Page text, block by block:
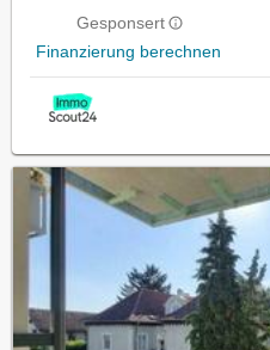
Gesponsert
Finanzierung berechnen